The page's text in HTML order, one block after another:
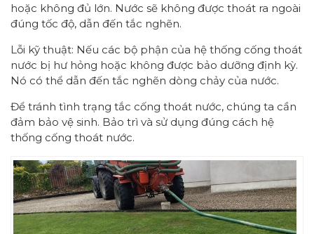
hoặc không đủ lớn. Nước sẽ không được thoát ra ngoài
đúng tốc độ, dẫn đến tắc nghẽn.
Lỗi kỹ thuật: Nếu các bộ phận của hệ thống cống thoát
nước bị hư hỏng hoặc không được bảo dưỡng định kỳ.
Nó có thể dẫn đến tắc nghẽn dòng chảy của nước.
Để tránh tình trạng tắc cống thoát nước, chúng ta cần
đảm bảo vệ sinh. Bảo trì và sử dụng đúng cách hệ
thống cống thoát nước.